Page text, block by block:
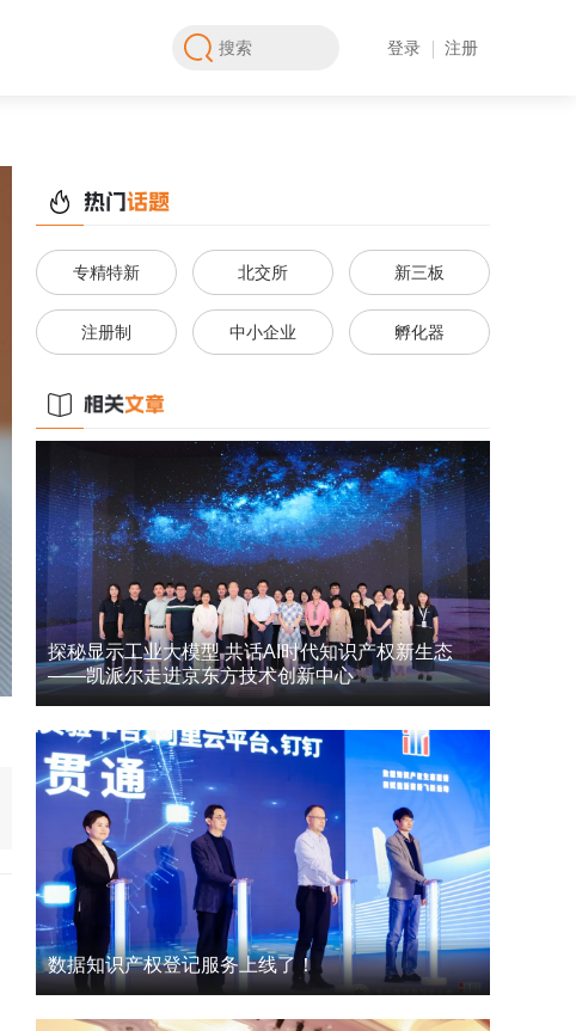
登录 注册
专精特新 北交所 新三板
注册制 中小企业 孵化器
探秘显示工业大模型 共话AI时代知识产权新生态
——凯派尔走进京东方技术创新中心
数据知识产权登记服务上线了！